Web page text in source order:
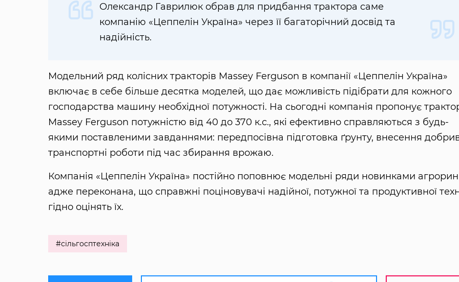
Олександр Гаврилюк обрав для придбання трактора саме
компанію «Цеппелін Україна» через її багаторічний досвід та
надійність.
Модельний ряд колісних тракторів Massey Ferguson в компанії «Цеппелін Україна»
включає в себе більше десятка моделей, що дає можливість підібрати для кожного
господарства машину необхідної потужності. На сьогодні компанія пропонує
Massey Ferguson потужністю від 40 до 370 к.с., які ефективно справляються з будь-
якими поставленими завданнями: передпосівна підготовка ґрунту, внесення
транспортні роботи під час збирання врожаю.
Компанія «Цеппелін Україна» постійно поповнює модельні ряди новинками
адже переконана, що справжні поціновувачі надійної, потужної та продуктивної
гідно оцінять їх.
#сільгосптехніка